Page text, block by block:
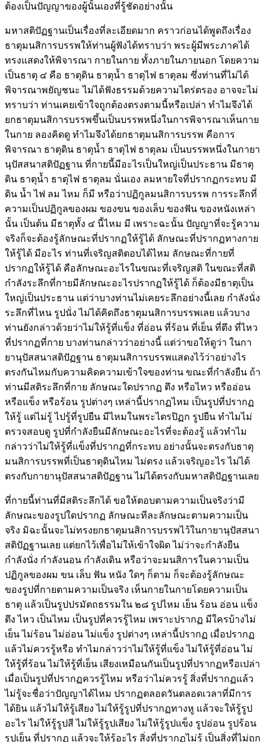
ต้องเป็นปัญญาของผู้นั้นเองที่รู้ชัดอย่างนั้น
มหาสติปัฏฐานเป็นเรื่องที่ละเอียดมาก คราวก่อนได้พูดถึงเรื่อง
ธาตุมนสิการบรรพให้ท่านผู้ฟังได้ทราบว่า พระผู้มีพระภาคได้
ทรงแสดงให้พิจารณา กายในกาย ทั้งภายในภายนอก โดยความ
เป็นธาตุ ๔ คือ ธาตุดิน ธาตุน้ำ ธาตุไฟ ธาตุลม ซึ่งท่านที่ไม่ได้
พิจารณาพยัญชนะ ไม่ได้ฟังธรรมด้วยความไตร่ตรอง อาจจะไม่
ทราบว่า ท่านเคยเข้าใจถูกต้องตรงตามนี้หรือเปล่า ทำไมจึงได้
ยกธาตุมนสิการบรรพขึ้นเป็นบรรพหนึ่งในการพิจารณาเห็นกาย
ในกาย ลองคิดดู ทำไมจึงได้ยกธาตุมนสิการบรรพ คือการ
พิจารณา ธาตุดิน ธาตุน้ำ ธาตุไฟ ธาตุลม เป็นบรรพหนึ่งในกายา
นุปัสสนาสติปัฏฐาน ที่กายนี้มีอะไรเป็นใหญ่เป็นประธาน มีธาตุ
ดิน ธาตุน้ำ ธาตุไฟ ธาตุลม นั่นเอง ลมหายใจที่ปรากฏกระทบ มี
ดิน น้ำ ไฟ ลม ไหม ก็มี หรือว่าปฏิกูลมนสิการบรรพ การระลึกที่
ความเป็นปฏิกูลของผม ของขน ของเล็บ ของฟัน ของหนังเหล่า
นั้น เป็นต้น มีธาตุทั้ง ๔ นี้ไหม มี เพราะฉะนั้น ปัญญาที่จะรู้ความ
จริงก็จะต้องรู้ลักษณะที่ปรากฏให้รู้ได้ ลักษณะที่ปรากฏทางกาย
ให้รู้ได้ มีอะไร ท่านที่เจริญสติตอบได้ไหม ลักษณะที่กายที่
ปรากฏให้รู้ได้ คือลักษณะอะไรในขณะที่เจริญสติ ในขณะที่สติ
กำลังระลึกที่กายมีลักษณะอะไรปรากฏให้รู้ได้ ก็ต้องมีธาตุเป็น
ใหญ่เป็นประธาน แต่ว่าบางท่านไม่เคยระลึกอย่างนี้เลย กำลังนั่ง
ระลึกที่ไหน รูปนั่ง ไม่ได้คิดถึงธาตุมนสิการบรรพเลย แล้วบาง
ท่านยังกล่าวด้วยว่าไม่ให้รู้ที่แข็ง ที่อ่อน ที่ร้อน ที่เย็น ที่ตึง ที่ไหว
ที่ปรากฏที่กาย บางท่านกล่าวว่าอย่างนี้ แต่ว่าขอให้ดูว่า ในกา
ยานุปัสสนาสติปัฏฐาน ธาตุมนสิการบรรพแสดงไว้ว่าอย่างไร
ตรงกันไหมกับความคิดความเข้าใจของท่าน ขณะที่กำลังยืน ถ้า
ท่านมีสติระลึกที่กาย ลักษณะใดปรากฏ ตึง หรือไหว หรืออ่อน
หรือแข็ง หรือร้อน รูปต่างๆ เหล่านี้ปรากฏไหม เป็นรูปที่ปรากฏ
ให้รู้ แต่ไม่รู้ ไปรู้ที่รูปยืน มีไหมในพระไตรปิฏก รูปยืน ทำไมไม่
ตรวจสอบดู รูปที่กำลังยืนมีลักษณะอะไรที่จะต้องรู้ แล้วทำไม
กล่าวว่าไม่ให้รู้ที่แข็งที่ปรากฏที่กระทบ อย่างนั้นจะตรงกับธาตุ
มนสิการบรรพที่เป็นธาตุดินไหม ไม่ตรง แล้วเจริญอะไร ไม่ได้
ตรงกับกายานุปัสสนาสติปัฏฐาน ไม่ได้ตรงกับมหาสติปัฏฐานเลย
ที่กายนี้ท่านที่มีสติระลึกได้ ขอให้ตอบตามความเป็นจริงว่ามี
ลักษณะของรูปใดปรากฏ ลักษณะทีละลักษณะตามความเป็น
จริง มิฉะนั้นจะไม่ทรงยกธาตุมนสิการบรรพไว้ในกายานุปัสสนา
สติปัฏฐานเลย แต่ยกไว้เพื่อไม่ให้เข้าใจผิด ไม่ว่าจะกำลังยืน
กำลังนั่ง กำลังนอน กำลังเดิน หรือว่าจะมนสิการในความเป็น
ปฏิกูลของผม ขน เล็บ ฟัน หนัง ใดๆ ก็ตาม ก็จะต้องรู้ลักษณะ
ของรูปที่กายตามความเป็นจริง เห็นกายในกายโดยความเป็น
ธาตุ แล้วเป็นรูปปรมัตถธรรมใน ๒๘ รูปไหม เย็น ร้อน อ่อน แข็ง
ตึง ไหว เป็นไหม เป็นรูปที่ควรรู้ไหม เพราะปรากฏ มีใครบ้างไม่
เย็น ไม่ร้อน ไม่อ่อน ไม่แข็ง รูปต่างๆ เหล่านี้ปรากฏ เมื่อปรากฏ
แล้วไม่ควรรู้หรือ ทำไมกล่าวว่าไม่ให้รู้ที่แข็ง ไม่ให้รู้ที่อ่อน ไม่
ให้รู้ที่ร้อน ไม่ให้รู้ที่เย็น เสียงเหมือนกันเป็นรูปที่ปรากฏหรือเปล่า
เมื่อเป็นรูปที่ปรากฏควรรู้ไหม หรือว่าไม่ควรรู้ สิ่งที่ปรากฏแล้ว
ไม่รู้จะชื่อว่าปัญญาได้ไหม ปรากฏตลอดวันตลอดเวลาที่มีการ
ได้ยิน แล้วไม่ให้รู้เสียง ไม่ให้รู้รูปที่ปรากฏทางหู แล้วจะให้รู้รูป
อะไร ไม่ให้รู้รูปสี ไม่ให้รู้รูปเสียง ไม่ให้รู้รูปแข็ง รูปอ่อน รูปร้อน
รูปเย็น ที่ปรากฏ แล้วจะให้รู้อะไร สิ่งที่ปรากฏไม่รู้ เป็นสิ่งที่ไม่ถูก